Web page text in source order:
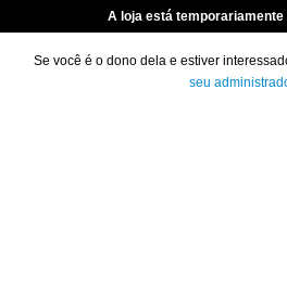
A loja está
Se você é o dono dela e estiver
seu